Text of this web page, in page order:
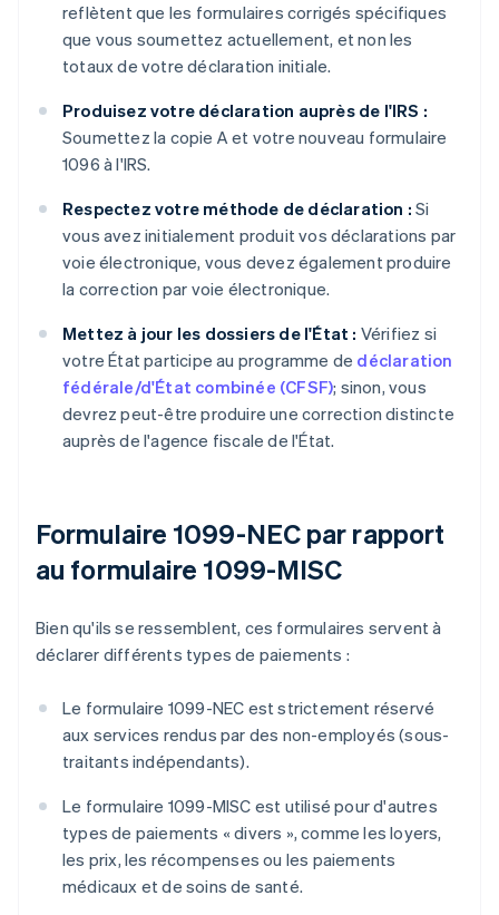
reflètent que les formulaires corrigés spécifiques
que vous soumettez actuellement, et non les
totaux de votre déclaration initiale.
Produisez votre déclaration auprès de l'IRS :
Soumettez la copie A et votre nouveau formulaire
1096 à l'IRS.
Respectez votre méthode de déclaration : Si
vous avez initialement produit vos déclarations par
voie électronique, vous devez également produire
la correction par voie électronique.
Mettez à jour les dossiers de l'État : Vérifiez si
votre État participe au programme de déclaration
fédérale/d'État combinée (CFSF); sinon, vous
devrez peut-être produire une correction distincte
auprès de l'agence fiscale de l'État.
Formulaire 1099-NEC par rapport
au formulaire 1099-MISC
Bien qu'ils se ressemblent, ces formulaires servent à
déclarer différents types de paiements :
Le formulaire 1099-NEC est strictement réservé
aux services rendus par des non-employés (sous-
traitants indépendants).
Le formulaire 1099-MISC est utilisé pour d'autres
types de paiements « divers », comme les loyers,
les prix, les récompenses ou les paiements
médicaux et de soins de santé.